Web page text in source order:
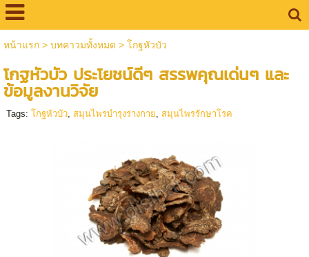
หน้าแรก> บทคาวมทั้งหมด > โกฐหัวบัว
โกฐหัวบัว ประโยชน์ดีๆ สรรพคุณเด่นๆ และ
ข้อมูลงานวิจัย
Tags: โกฐหัวบัว, สมุนไพรบำรุงร่างกาย, สมุนไพรรักษาโรค